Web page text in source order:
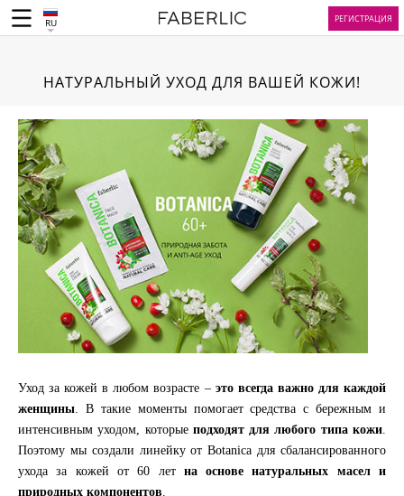
RU РЕГИСТРАЦИЯ
НАТУРАЛЬНЫЙ УХОД ДЛЯ ВАШЕЙ КОЖИ!
Уход за кожей в любом возрасте – это всегда важно для каждой
женщины . В такие моменты помогает средства с бережным и
интенсивным уходом, которые подходят для любого типа кожи
Поэтому мы создали линейку от Botanica для сбалансированного
ухода за кожей от 60 лет на основе натуральных масел и
природных компонентов